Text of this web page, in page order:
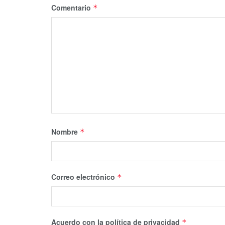
Comentario *
Nombre *
Correo electrónico *
Acuerdo con la política de privacidad *